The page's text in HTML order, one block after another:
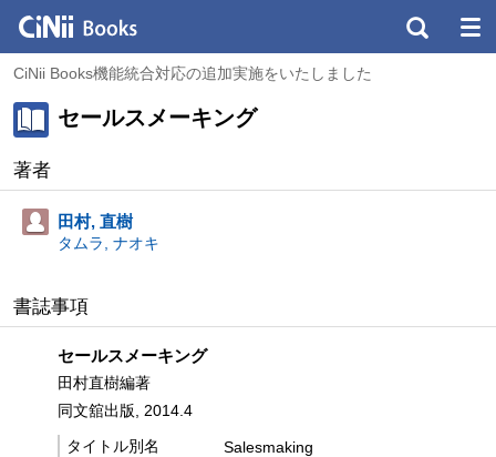
CiNii Books機能統合対応の追加実施をいたしました
セールスメーキング
著者
田村, 直樹
タムラ, ナオキ
書誌事項
セールスメーキング
田村直樹編著
同文舘出版, 2014.4
タイトル別名
Salesmaking